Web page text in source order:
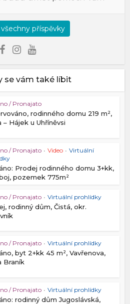
příspěvky
se vám také líbit
/ Pronajato
rodinného domu 219 m²,
– Hájek u Uhříněvsi
/ Pronajato • Video • Virtuální
Prodej rodinného domu 3+kk,
pozemek 775m²
/ Pronajato • Virtuální prohlídky
rodinný dům, Čistá, okr.
/ Pronajato • Virtuální prohlídky
byt 2+kk 45 m², Vavřenova,
Braník
/ Pronajato • Virtuální prohlídky
rodinný dům Jugoslávská,